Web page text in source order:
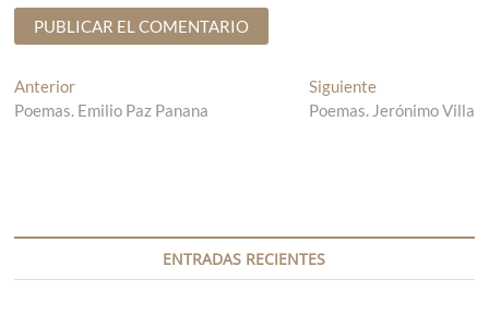
N
a
g
Anterior
n
n
Poemas. Emilio Paz Panana
SiguienteE
n
i
Poemas. Jerónimo Villa
ENTRADAS RECIENTES